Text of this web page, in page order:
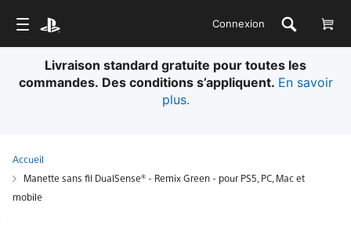
Connexion
Livraison standard gratuite pour toutes les
commandes. Des conditions s’appliquent. En savoir
plus.
Accueil
Manette sans fil DualSense® - Remix Green - pour PS5, PC, Mac et
mobile